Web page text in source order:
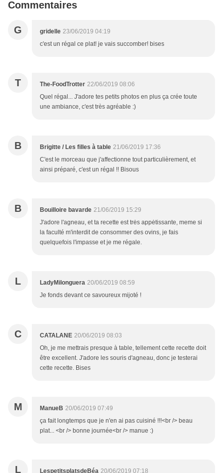
Commentaires
G gridelle 23/06/2019 04:19
c'est un régal ce plat! je vais succomber! bises
T The-FoodTrotter 22/06/2019 08:06
Quel régal... J'adore tes petits photos en plus ça crée toute
une ambiance, c'est très agréable :)
B Brigitte / Les filles à table 21/06/2019 17:36
C'est le morceau que j'affectionne tout particulièrement, et
ainsi préparé, c'est un régal !! Bisous
B Bouilloire bavarde 21/06/2019 15:29
J'adore l'agneau, et ta recette est trės appėtissante, meme si
la faculté m'interdit de consommer des ovins, je fais
quelquefois l'impasse et je me régale.
L LadyMilonguera 20/06/2019 08:59
Je fonds devant ce savoureux mijoté !
C CATALANE 20/06/2019 08:03
Oh, je me mettrais presque à table, tellement cette recette doit
être excellent. J'adore les souris d'agneau, donc je testerai
cette recette. Bises
M ManueB 20/06/2019 07:49
ça fait longtemps que je n'en ai pas cuisiné !!!<br /> beau
plat... <br /> bonne journée<br /> manue :)
L LespetitsplatsdeBéa 20/06/2019 07:18